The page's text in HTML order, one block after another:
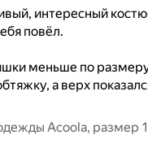
интересный
повёл.
меньше по
а верх
Acoola, размер